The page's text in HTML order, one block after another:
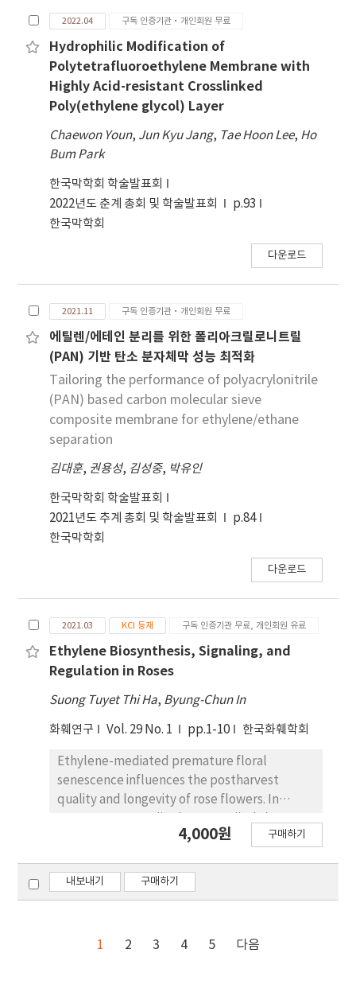
2022.04 구독 인증기관·개인회원 무료
Hydrophilic Modification of
Polytetrafluoroethylene Membrane with
Highly Acid-resistant Crosslinked
Poly(ethylene glycol) Layer
Chaewon Youn, Jun Kyu Jang, Tae Hoon Lee, Ho
Bum Park
한국막학회 학술발표회
2022년도 춘계 총회 및 학술발표회
p.93
한국막학회
다운로드
2021.11 구독 인증기관·개인회원 무료
에틸렌/에테인 분리를 위한 폴리아크릴로니트릴
(PAN) 기반 탄소 분자체막 성능 최적화
Tailoring the performance of polyacrylonitrile
(PAN) based carbon molecular sieve
composite membrane for ethylene/ethane
separation
김대훈, 권용성, 김성중, 박유인
한국막학회 학술발표회
2021년도 추계 총회 및 학술발표회
p.84
한국막학회
다운로드
2021.03 KCI 등재 구독 인증기관 무료, 개인회원 유료
Ethylene Biosynthesis, Signaling, and
Regulation in Roses
Suong Tuyet Thi Ha, Byung-Chun In
화훼연구 Vol. 29 No. 1 pp.1-10 한국화훼학회
Ethylene-mediated premature floral
senescence influences the postharvest
quality and longevity of rose flowers. In
action of ethylene during the development
despite the evidence that ethylene is highly
produced in ethylene-sensitive roses, there
longevity. In addition, ethylene sensitivity
4,000원 구매하기
내보내기 구매하기
1 2 3 4 5 다음